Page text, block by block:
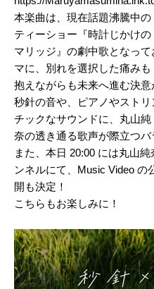
本楽曲は、現在話題沸騰中
ティーショー『時計じかけの
マリッジ』の劇中歌となっ
マに、別れを選択した痛みも
抱えながらも未来へ進む決意
秒針の音や、ピアノやスト
チックなサウンドに、丸山純
奈の透き通る歌声が際立つバ
また、本日 20:00 には丸山
ンネルにて、Music Video の
開も決定！
こちらもお楽しみに！